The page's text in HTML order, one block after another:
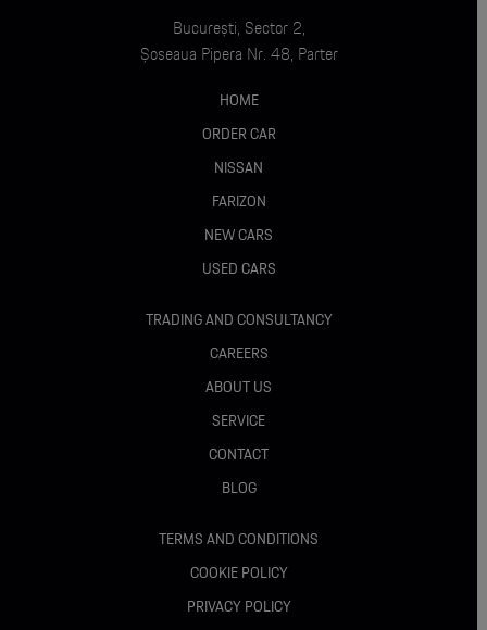
Asistent la parcare cu cameră pentru mersul în marșarier
Sistem de asistență pentru mersul în marșarier
Monitorizare presiune anvelope
Apel de urgență BMW
Triunghi reflectorizant și trusă de prim ajutor
Motor 2.0 benzină, 4 cilindri
București, Sector 2,
Șoseaua Pipera Nr. 48, Parter
HOME
ORDER CAR
NISSAN
FARIZON
NEW CARS
USED CARS
TRADING AND CONSULTANCY
CAREERS
ABOUT US
SERVICE
CONTACT
BLOG
TERMS AND CONDITIONS
COOKIE POLICY
PRIVACY POLICY